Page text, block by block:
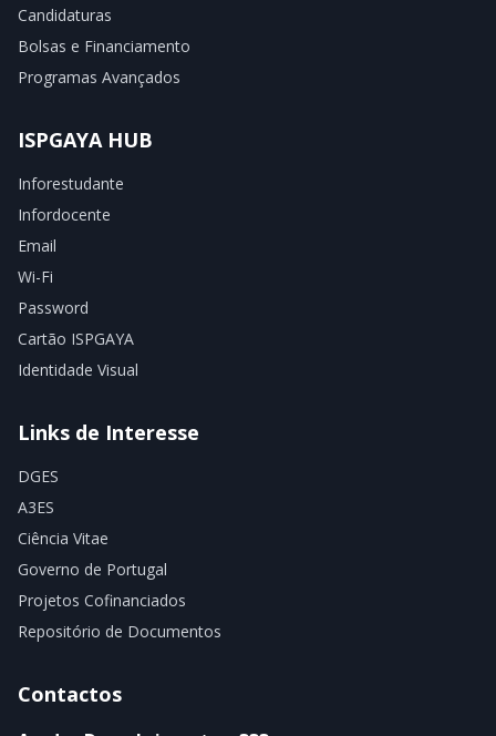
Candidaturas
Bolsas e Financiamento
Programas Avançados
ISPGAYA HUB
Inforestudante
Infordocente
Email
Wi-Fi
Password
Cartão ISPGAYA
Identidade Visual
Links de Interesse
DGES
A3ES
Ciência Vitae
Governo de Portugal
Projetos Cofinanciados
Repositório de Documentos
Contactos